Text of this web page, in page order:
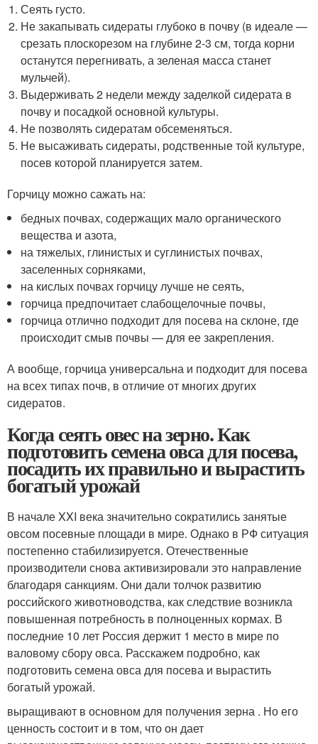
Сеять густо.
Не закапывать сидераты глубоко в почву (в идеале —
срезать плоскорезом на глубине 2-3 см, тогда корни
останутся перегнивать, а зеленая масса станет
мульчей).
Выдерживать 2 недели между заделкой сидерата в
почву и посадкой основной культуры.
Не позволять сидератам обсеменяться.
Не высаживать сидераты, родственные той культуре,
посев которой планируется затем.
Горчицу можно сажать на:
бедных почвах, содержащих мало органического
вещества и азота,
на тяжелых, глинистых и суглинистых почвах,
заселенных сорняками,
на кислых почвах горчицу лучше не сеять,
горчица предпочитает слабощелочные почвы,
горчица отлично подходит для посева на склоне, где
происходит смыв почвы — для ее закрепления.
А вообще, горчица универсальна и подходит для посева
на всех типах почв, в отличие от многих других
сидератов.
Когда сеять овес на зерно. Как
подготовить семена овса для посева,
посадить их правильно и вырастить
богатый урожай
В начале XXI века значительно сократились занятые
овсом посевные площади в мире. Однако в РФ ситуация
постепенно стабилизируется. Отечественные
производители снова активизировали это направление
благодаря санкциям. Они дали толчок развитию
российского животноводства, как следствие возникла
повышенная потребность в полноценных кормах. В
последние 10 лет Россия держит 1 место в мире по
валовому сбору овса. Расскажем подробно, как
подготовить семена овса для посева и вырастить
богатый урожай.
выращивают в основном для получения зерна . Но его
ценность состоит и в том, что он дает